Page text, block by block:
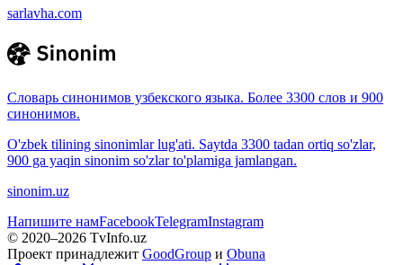
sarlavha.com
Словарь синонимов узбекского языка. Более 3300 слов и 900
синонимов.
O'zbek tilining sinonimlar lug'ati. Saytda 3300 tadan ortiq so'zlar,
900 ga yaqin sinonim so'zlar to'plamiga jamlangan.
sinonim.uz
Напишите намFacebookTelegramInstagram
© 2020–2026 TvInfo.uz
Проект принадлежит GoodGroup и Obuna